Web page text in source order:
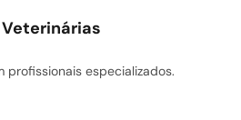
profissionais especializados.